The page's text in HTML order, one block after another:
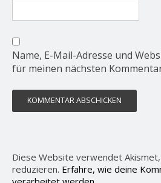
Name, E-Mail-Adresse und
für meinen nächsten
Diese Website verwendet Akismet,
reduzieren. Erfahre, wie deine